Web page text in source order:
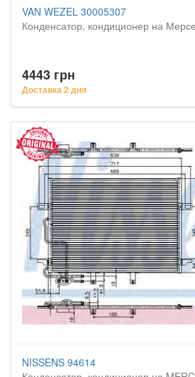
VAN WEZEL 30005307
Конденсатор, кондиционер на
4443 грн
Доставка 2 дня
NISSENS 94614